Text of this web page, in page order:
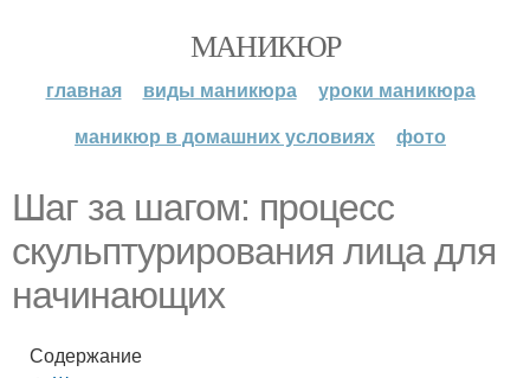
МАНИКЮР
главная виды маникюра
уроки маникюра
маникюр в домашних условиях
фото
Шаг за шагом: процесс
скульптурирования лица для
начинающих
Содержание